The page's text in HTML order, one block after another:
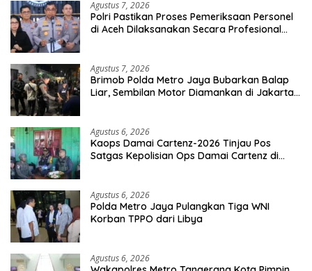
Agustus 7, 2026
Polri Pastikan Proses Pemeriksaan Personel
di Aceh Dilaksanakan Secara Profesional
Agustus 7, 2026
Brimob Polda Metro Jaya Bubarkan Balap
Liar, Sembilan Motor Diamankan di Jakarta
Agustus 6, 2026
Kaops Damai Cartenz-2026 Tinjau Pos
Satgas Kepolisian Ops Damai Cartenz di
Agustus 6, 2026
Polda Metro Jaya Pulangkan Tiga WNI
Korban TPPO dari Libya
Agustus 6, 2026